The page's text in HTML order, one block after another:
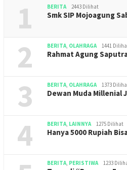
1 BERITA 2443 Dilihat
Smk SIP Mojoagung
2 BERITA OLAHRAGA 1441
Rahmat Agung
3 BERITA OLAHRAGA 1373
Dewan Muda Millenial
4 BERITA LAINNYA 1275 Dilihat
Hanya 5000 Rupiah
BERITA PERISTIWA 1233